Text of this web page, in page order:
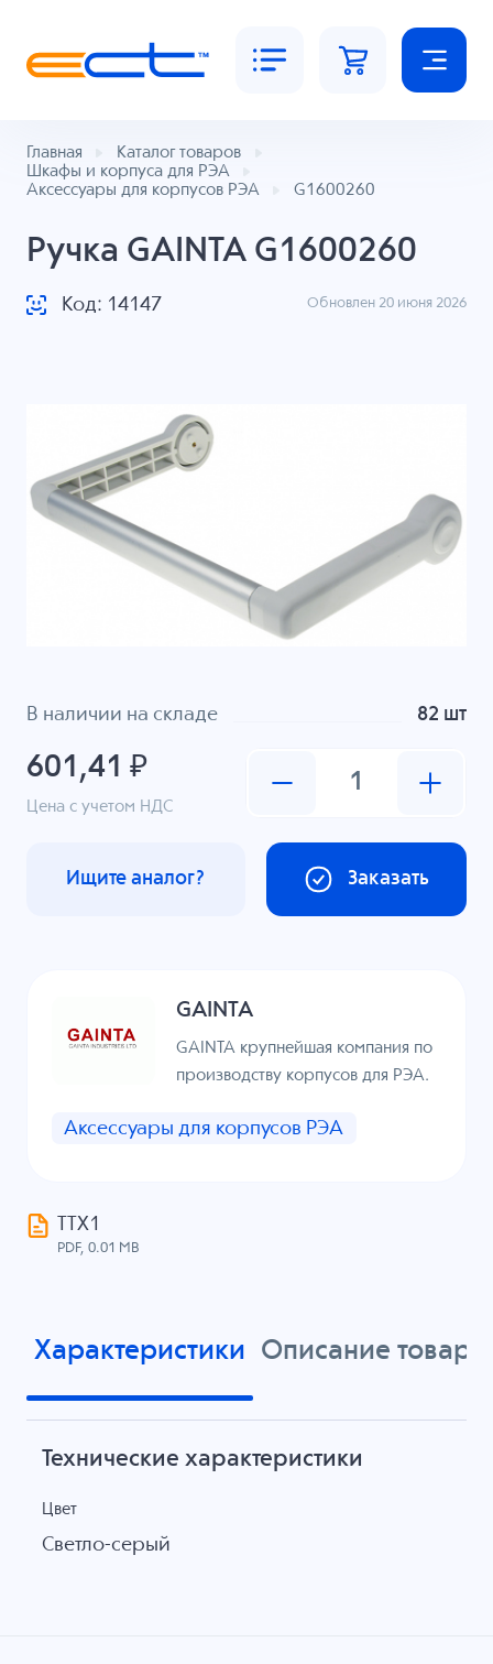
Главная
Каталог товаров
Шкафы и корпуса для РЭА
Аксессуары для корпусов РЭА
G1600260
Ручка GAINTA G1600260
Код: 14147 Обновлен 20 июня 2026
В наличии на складе 82 шт
601,41 ₽
Цена с учетом НДС
Заказать
Ищите аналог?
GAINTA
GAINTA крупнейшая компания по
производству корпусов для РЭА.
Аксессуары для корпусов РЭА
ТТХ1
PDF, 0.01 MB
Характеристики Описание товара
Технические характеристики
Цвет
Светло-серый